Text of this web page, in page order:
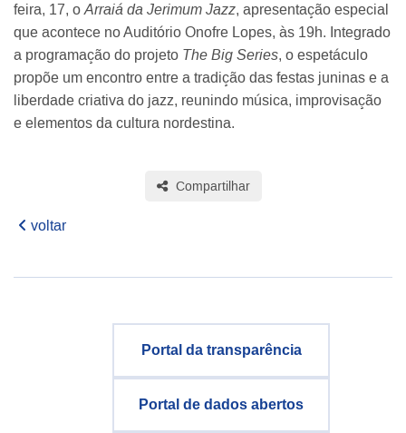
feira, 17, o Arraiá da Jerimum Jazz, apresentação especial
que acontece no Auditório Onofre Lopes, às 19h. Integrado
a programação do projeto The Big Series, o espetáculo
propõe um encontro entre a tradição das festas juninas e a
liberdade criativa do jazz, reunindo música, improvisação
e elementos da cultura nordestina.
voltar
Compartilhar
Portal da transparência
Portal de dados abertos